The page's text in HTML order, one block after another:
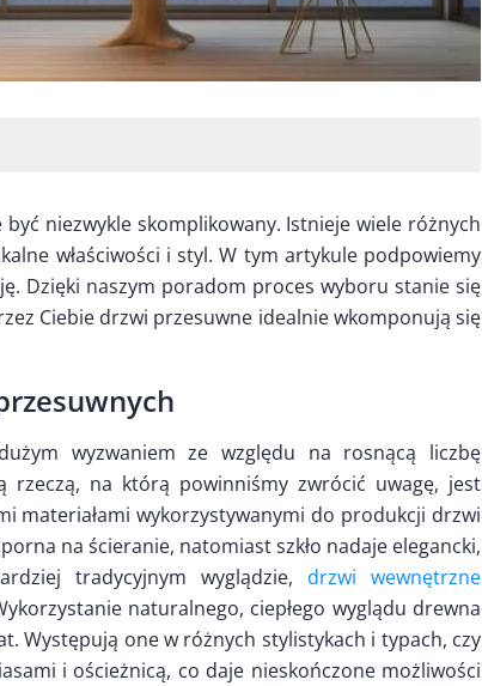
niezwykle skomplikowany. Istnieje wiele różnych
właściwości i styl. W tym artykule podpowiemy
Dzięki naszym poradom proces wyboru stanie się
Ciebie drzwi przesuwne idealnie wkomponują się
wyzwaniem ze względu na rosnącą liczbę
rzeczą, na którą powinniśmy zwrócić uwagę, jest
materiałami wykorzystywanymi do produkcji drzwi
na ścieranie, natomiast szkło nadaje elegancki,
tradycyjnym wyglądzie, drzwi wewnętrzne
naturalnego, ciepłego wyglądu drewna
Występują one w różnych stylistykach i typach, czy
i ościeżnicą, co daje nieskończone możliwości